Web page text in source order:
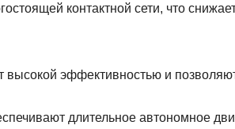
контактной сети, что
эффективностью и
длительное автономное